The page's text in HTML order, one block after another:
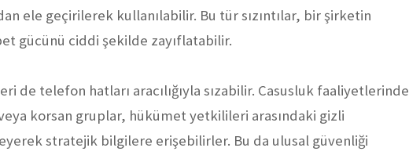
ele geçirilerek kullanılabilir. Bu tür sızıntılar, bir şirketin
gücünü ciddi şekilde zayıflatabilir.
de telefon hatları aracılığıyla sızabilir. Casusluk faaliyetlerinde
korsan gruplar, hükümet yetkilileri arasındaki gizli
stratejik bilgilere erişebilirler. Bu da ulusal güvenliği